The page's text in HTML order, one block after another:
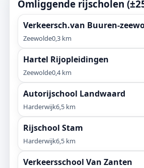
Omliggende rijscholen
Verkeersch.van Buuren-
Zeewolde0,3 km
Hartel Rijopleidingen
Zeewolde0,4 km
Autorijschool Landwaard
Harderwijk6,5 km
Rijschool Stam
Harderwijk6,5 km
Verkeersschool Van Zanten